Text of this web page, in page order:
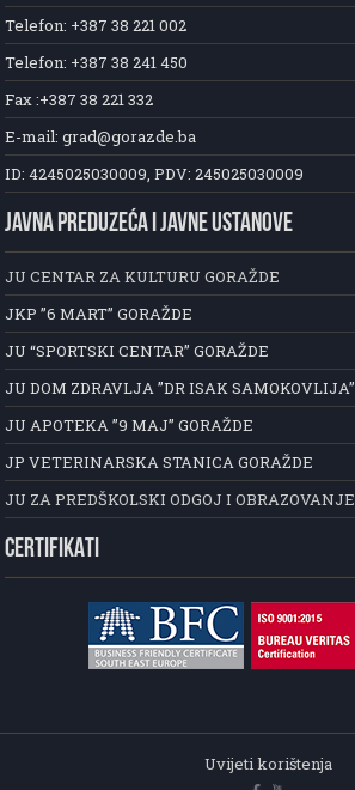
Telefon: +387 38 221 002
Telefon: +387 38 241 450
Fax :+387 38 221 332
E-mail: grad@gorazde.ba
ID: 4245025030009, PDV: 245025030009
JAVNA PREDUZEĆA I JAVNE USTANOVE
JU CENTAR ZA KULTURU GORAŽDE
JKP ”6 MART” GORAŽDE
JU “SPORTSKI CENTAR” GORAŽDE
JU DOM ZDRAVLJA ”DR ISAK SAMOKOVLIJA”
JU APOTEKA ”9 MAJ” GORAŽDE
JP VETERINARSKA STANICA GORAŽDE
JU ZA PREDŠKOLSKI ODGOJ I OBRAZOVANJE
CERTIFIKATI
Uvijeti korištenja